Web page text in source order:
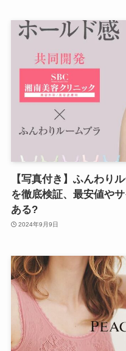
【写真付き】ふんわり
を徹底検証、最安値や
ある?
2024年9月9日